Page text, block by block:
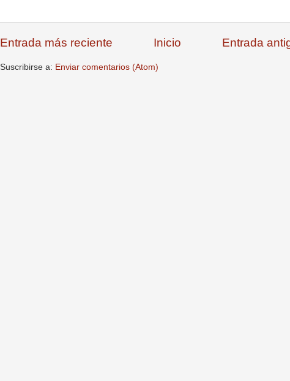
Entrada más reciente Entrada
Inicio
Suscribirse a: Enviar comentarios (Atom)